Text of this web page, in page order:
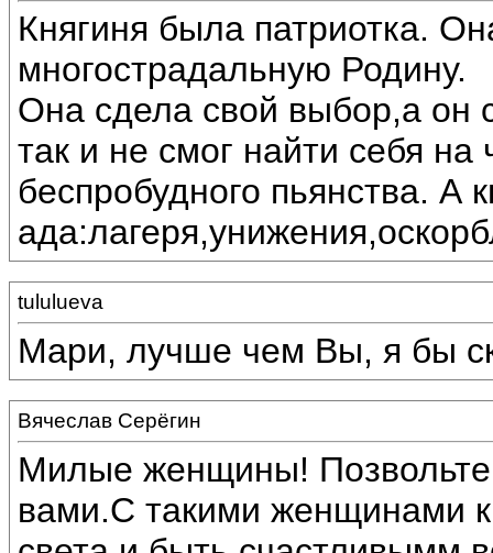
Княгиня была патриотка.
многострадальную Родину.
Она сдела свой выбор,а он
так и не смог найти себя
беспробудного пьянства. А
tululueva
Мари, лучше чем Вы, я бы
Вячеслав Серёгин
Милые женщины! Позвольте
вами.С такими женщинами